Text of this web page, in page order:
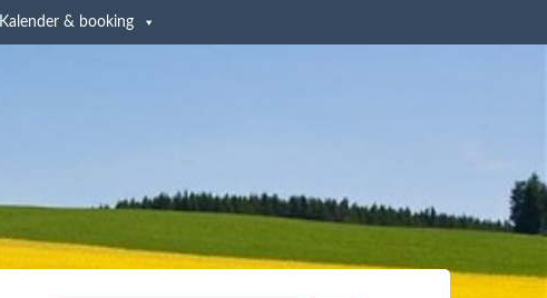
Kalender & booking